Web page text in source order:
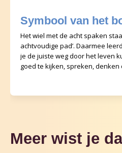
Symbool van het
Het wiel met de acht spaken
achtvoudige pad’. Daarmee
je de juiste weg door het leven
goed te kijken, spreken, denken
Meer wist je